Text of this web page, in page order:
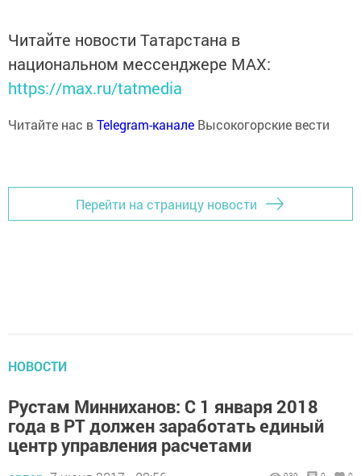
Читайте новости Татарстана в
национальном мессенджере MАХ:
https://max.ru/tatmedia
Читайте нас вTelegram-канале Высокогорские вести
Перейти на страницу новости
НОВОСТИ
Рустам Минниханов: С 1 января 2018
года в РТ должен заработать единый
центр управления расчетами